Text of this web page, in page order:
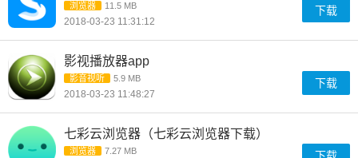
浏览器 11.5 MB
2018-03-23 11:31:12
下载
影视播放器app
影音视听 5.9 MB
2018-03-23 11:48:27
下载
七彩云浏览器（七彩云浏览器下载）
浏览器 7.27 MB 下载